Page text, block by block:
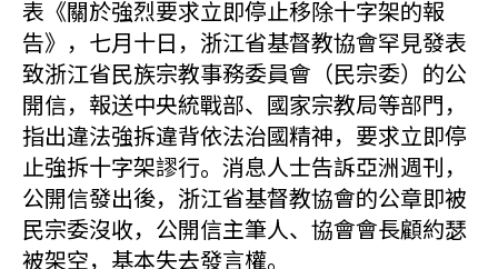
表《關於強烈要求立即停止移除十字架的報
告》，七月十日，浙江省基督教協會罕見發表
致浙江省民族宗教事務委員會（民宗委）的公
開信，報送中央統戰部、國家宗教局等部門，
指出違法強拆違背依法治國精神，要求立即停
止強拆十字架謬行。消息人士告訴亞洲週刊，
公開信發出後，浙江省基督教協會的公章即被
民宗委沒收，公開信主筆人、協會會長顧約瑟
被架空，基本失去發言權。